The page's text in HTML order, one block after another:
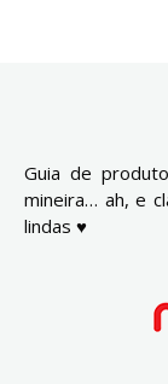
Guia de
mineira… ah, e
lindas ♥